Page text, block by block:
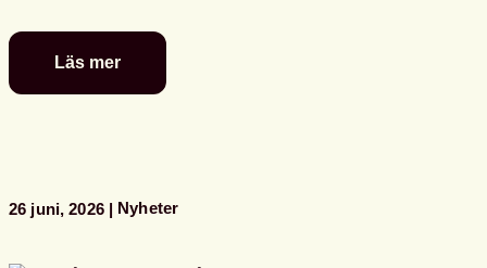
Läs mer
Se
Svensk
Almedalen
26 juni, 2026 Nyheter